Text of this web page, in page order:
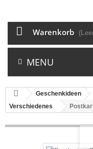
Warenkorb
MENU
Geschenkideen
Verschiedenes